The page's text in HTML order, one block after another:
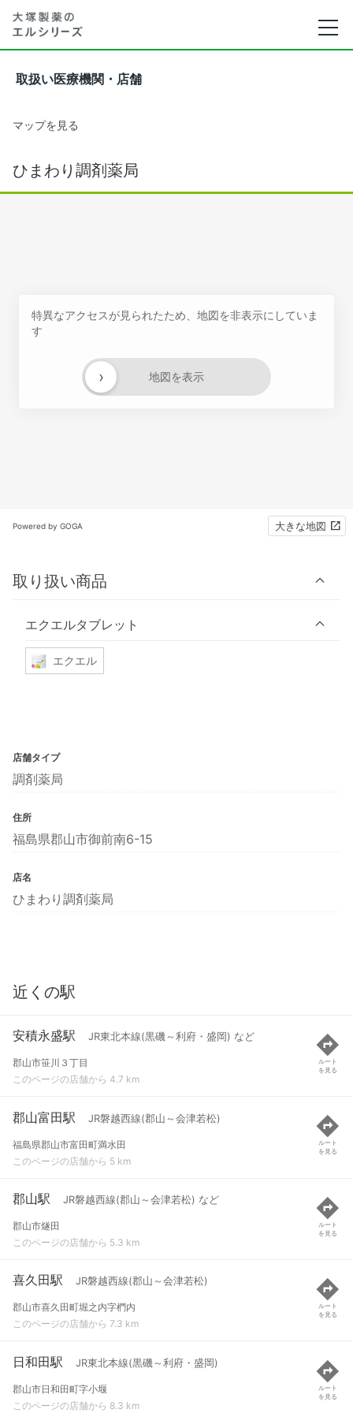
取扱い医療機関・店舗
マップを見る
ひまわり調剤薬局
特異なアクセスが見られたため、地図を非表示にしていま
す
地図を表示
›
Powered by GOGA 大きな地図
取り扱い商品
エクエルタブレット
エクエル
店舗タイプ
調剤薬局
住所
福島県郡山市御前南6-15
店名
ひまわり調剤薬局
近くの駅
安積永盛駅 JR東北本線(黒磯～利府・盛岡) など
郡山市笹川３丁目
このページの店舗から 4.7 km
ルート
を見る
郡山富田駅 JR磐越西線(郡山～会津若松)
福島県郡山市富田町満水田
このページの店舗から 5 km
ルート
を見る
郡山駅 JR磐越西線(郡山～会津若松) など
郡山市燧田
このページの店舗から 5.3 km
ルート
を見る
喜久田駅 JR磐越西線(郡山～会津若松)
郡山市喜久田町堀之内字椚内
このページの店舗から 7.3 km
ルート
を見る
日和田駅 JR東北本線(黒磯～利府・盛岡)
郡山市日和田町字小堰
このページの店舗から 8.3 km
ルート
を見る